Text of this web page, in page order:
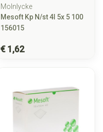
Molnlycke
Mesoft Kp N/st 4l 5x 5 100
156015
€ 1,62